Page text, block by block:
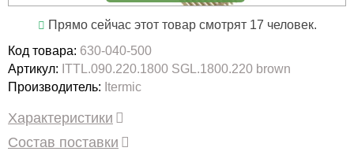
Прямо сейчас этот товар смотрят 17 человек.
Код товара: 630-040-500
Артикул: ITTL.090.220.1800 SGL.1800.220 brown
Производитель: Itermic
Характеристики
Состав поставки